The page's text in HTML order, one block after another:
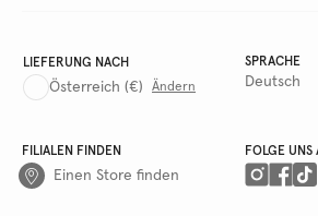
LIEFERUNG NACH
Österreich (€) Ändern
SPRACHE
Deutsch
FILIALEN FINDEN
Einen Store finden
FOLGE UNS